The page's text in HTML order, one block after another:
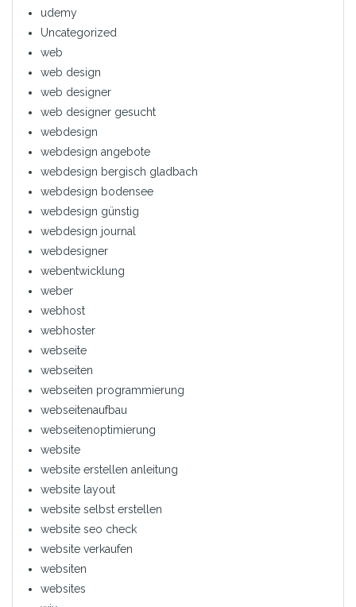
udemy
Uncategorized
web
web design
web designer
web designer gesucht
webdesign
webdesign angebote
webdesign bergisch gladbach
webdesign bodensee
webdesign günstig
webdesign journal
webdesigner
webentwicklung
weber
webhost
webhoster
webseite
webseiten
webseiten programmierung
webseitenaufbau
webseitenoptimierung
website
website erstellen anleitung
website layout
website selbst erstellen
website seo check
website verkaufen
websiten
websites